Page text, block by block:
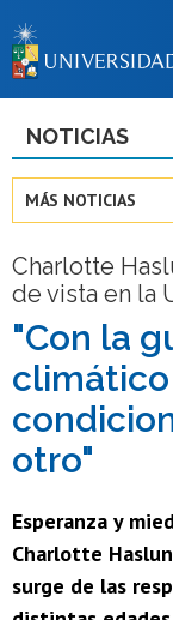
NOTICIAS
MÁS NOTICIAS
Charlotte
de vista en la
"Con la
climático
otro"
Esperanza y
Charlotte
surge de las